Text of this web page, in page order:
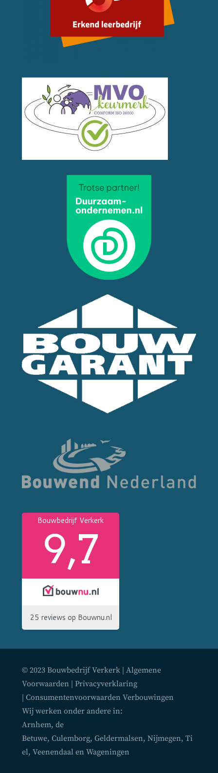
© 2023 Bouwbedrijf Verkerk | Algemene
Voorwaarden
Privacyverklaring
Consumentenvoorwaarden Verbouwingen
Wij werken onder andere in:
Arnhem, de
Betuwe, Culemborg, Geldermalsen, Nijmegen, Ti
el, Veenendaalen Wageningen